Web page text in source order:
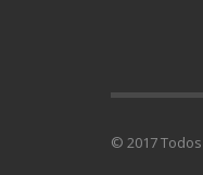
© 2017